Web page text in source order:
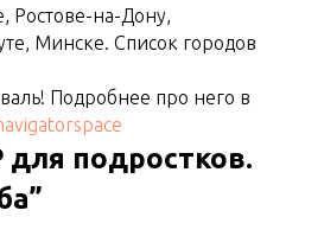
Ростове-на-Дону,
Минске. Список городов
Подробнее про него в
подростков.